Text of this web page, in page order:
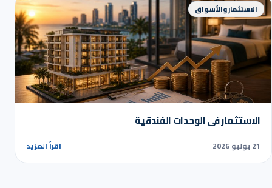
الاستثمار والأسواق
الاستثمار في الوحدات الفندقية
21 يوليو 2026 اقرأ المزيد